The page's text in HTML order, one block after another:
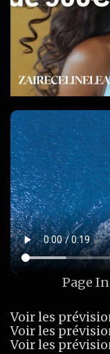
Page
Voir les
Voir les
Voir les